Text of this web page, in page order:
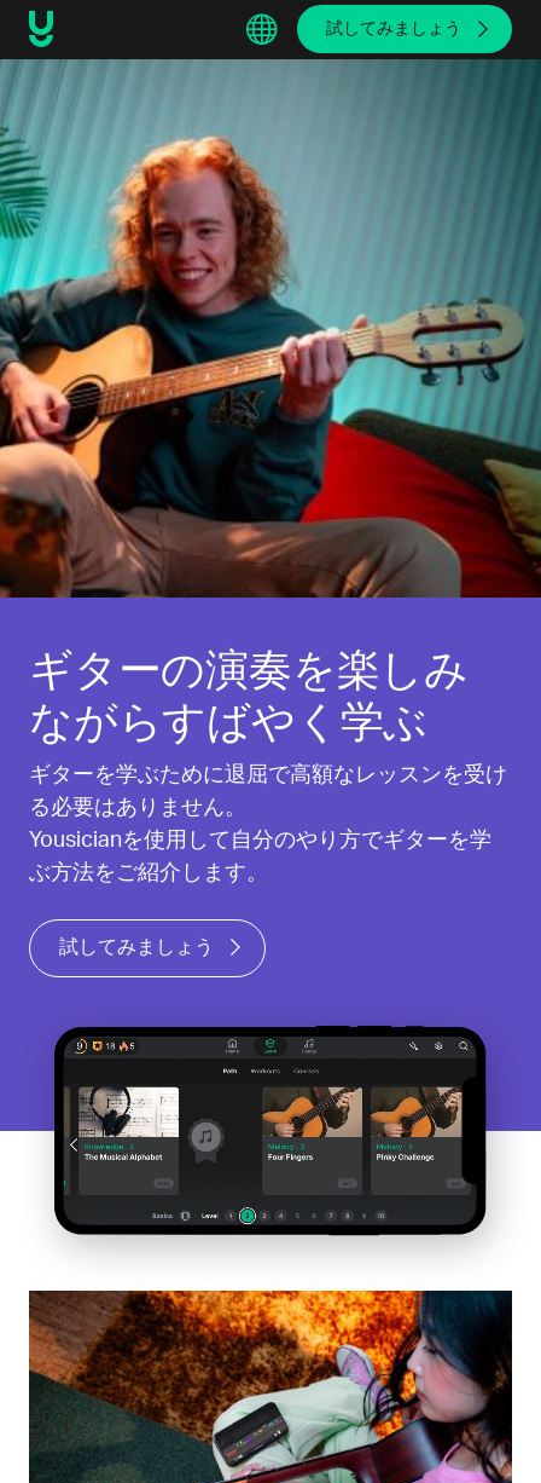
試してみましょう
ギターの演奏を楽しみ
ながらすばやく学ぶ
ギターを学ぶために退屈で高額なレッスンを受け
る必要はありません。
Yousicianを使用して自分のやり方でギターを学
ぶ方法をご紹介します。
試してみましょう